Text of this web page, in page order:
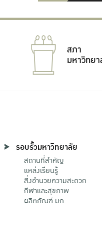
สภา
มหาวิทย
รอบรั้วมหาวิทยาลัย
สถานที่สำคัญ
แหล่งเรียนรู้
สิ่งอำนวยความสะดวก
กีฬาและสุขภาพ
ผลิตภัณฑ์ มก.